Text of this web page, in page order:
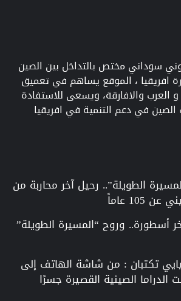
سوداني مختص بالتداخل بين الصين
افريقيا ، الموقع يساهم في تعميق
و العرب والافارقة، ويسعى للاستفادة
في دعم التنمية في افريقيا
الطويلة”.. رحيل آخر محاربة من
عاماً
أسطورة.. وروح “المسيرة الطويلة”
تكتبان : من شاشة الهاتف إلى
الدراما الصينية القصيرة جسرًا